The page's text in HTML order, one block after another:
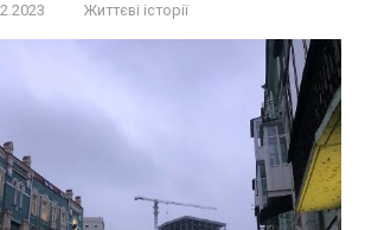
Життєві історії